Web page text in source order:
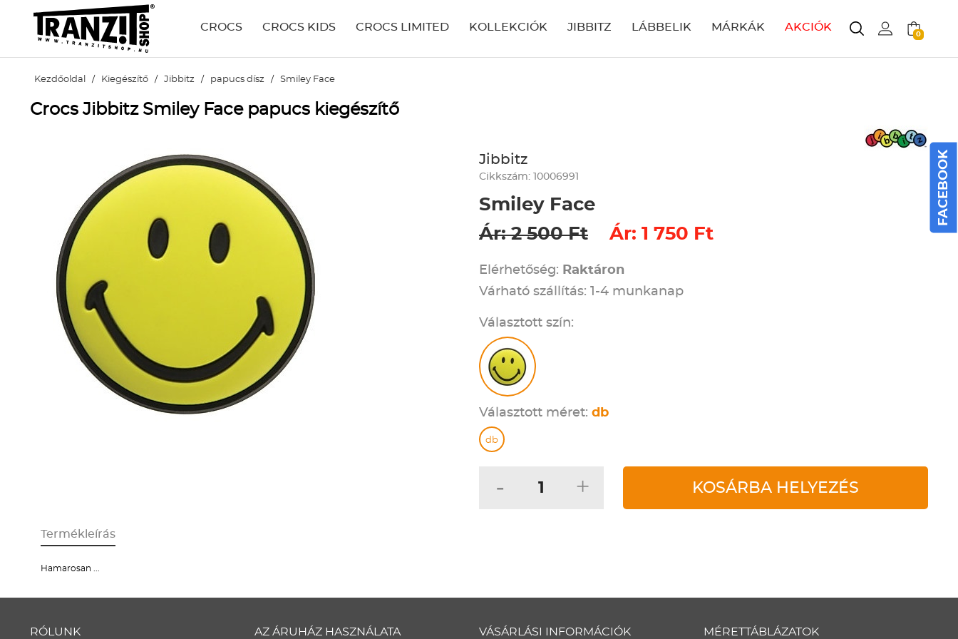
CROCS CROCS KIDS CROCS LIMITED KOLLEKCIÓK JIBBITZ LÁBBELIK MÁRKÁK AKCIÓK
0
Kezdőoldal / Kiegészítő / Jibbitz / papucs dísz / Smiley Face
Crocs Jibbitz Smiley Face papucs kiegészítő
Jibbitz
Cikkszám: 10006991
Smiley Face
Ár: 2 500 Ft
Ár: 1 750 Ft
Elérhetőség: Raktáron
Várható szállítás: 1-4 munkanap
Választott szín:
Választott méret: db
db
- + KOSÁRBA HELYEZÉS
Termékleírás
Hamarosan ...
RÓLUNK AZ ÁRUHÁZ HASZNÁLATA VÁSÁRLÁSI INFORMÁCIÓK MÉRETTÁBLÁZATOK
FACEBOOK